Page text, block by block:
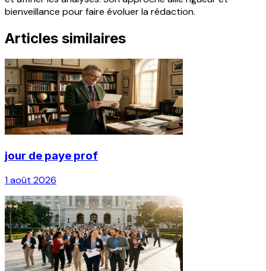
bienveillance pour faire évoluer la rédaction.
Articles similaires
jour de paye prof
1 août 2026